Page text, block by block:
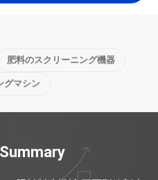
肥料のスクリーニング機器
グマシン